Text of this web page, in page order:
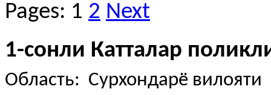
Pages: 1 2 Next
1-сонли Катталар
Область: Сурхондарё вилояти